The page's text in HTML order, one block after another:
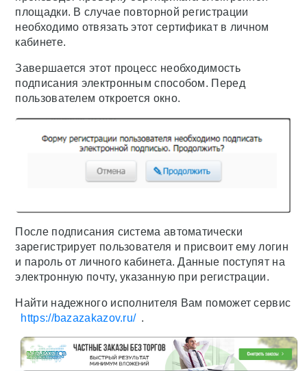
площадки. В случае повторной регистрации
необходимо отвязать этот сертификат в личном
кабинете.
Завершается этот процесс необходимость
подписания электронным способом. Перед
пользователем откроется окно.
После подписания система автоматически
зарегистрирует пользователя и присвоит ему логин
и пароль от личного кабинета. Данные поступят на
электронную почту, указанную при регистрации.
Найти надежного исполнителя Вам поможет сервис
https://bazazakazov.ru/ .